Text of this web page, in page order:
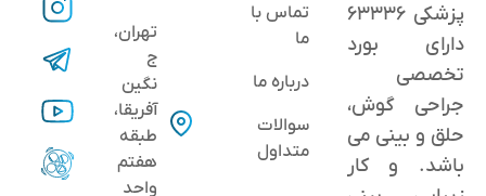
پزشکی ۶۳۳۳۶
دارای بورد
تخصصی
جراحی گوش،
حلق و بینی می
باشد. و کار
تماس با
ما
درباره ما
سوالات
متداول
تهران،
ج
نگین
آفریقا،
طبقه
هفتم
واحد